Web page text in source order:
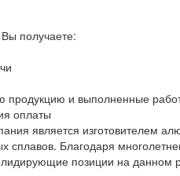
получаете:
продукцию и выполненные
оплаты
является изготовителем
сплавов. Благодаря
позиции на данном